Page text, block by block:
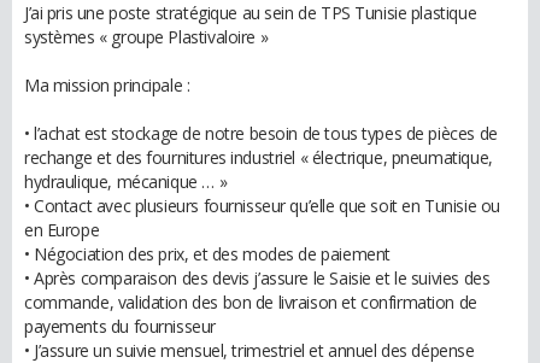
J’ai pris une poste stratégique au sein de TPS Tunisie plastique
systèmes « groupe Plastivaloire »
Ma mission principale :
• l’achat est stockage de notre besoin de tous types de pièces de
rechange et des fournitures industriel « électrique, pneumatique,
hydraulique, mécanique … »
• Contact avec plusieurs fournisseur qu’elle que soit en Tunisie ou
en Europe
• Négociation des prix, et des modes de paiement
• Après comparaison des devis j’assure le Saisie et le suivies des
commande, validation des bon de livraison et confirmation de
payements du fournisseur
• J’assure un suivie mensuel, trimestriel et annuel des dépense